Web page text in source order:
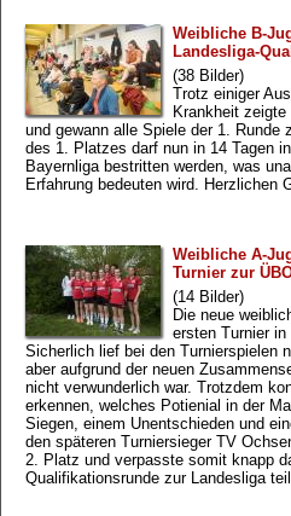
Weibliche B-
Landesliga-
(38 Bilder)
Trotz einiger
Krankheit
und gewann alle Spiele der 1. Runde
des 1. Platzes darf nun in 14 Tagen
Bayernliga bestritten werden, was
Erfahrung bedeuten wird. Herzlichen
Weibliche A-
Turnier zur
(14 Bilder)
Die neue
ersten Turnier in
Sicherlich lief bei den Turnierspielen
aber aufgrund der neuen
nicht verwunderlich war. Trotzdem
erkennen, welches Potienial in der
Siegen, einem Unentschieden und
den späteren Turniersieger TV
2. Platz und verpasste somit knapp
Qualifikationsrunde zur Landesliga